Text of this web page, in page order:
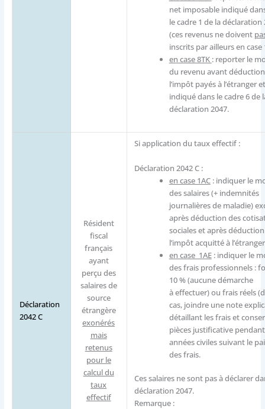
net imposable indiqué
le cadre 1 de la déclaration
(ces revenus ne doivent
inscrits par ailleurs en case
en case 8TK : reporter le
du revenu avant
l’impôt payés à l’étranger et
indiqué dans le cadre 6 de
déclaration 2047.
Déclaration
2042 C
Résident
fiscal
français
ayant
perçu des
salaires de
source
étrangère
exonérés
mais
retenus
pour le
calcul du
taux
effectif
Si application du taux effectif :
Déclaration 2042 C :
en case 1AC: indiquer le
des salaires (+ indemnités
journalières de maladie)
après déduction des
sociales et après
l’impôt acquitté à l’étranger
en case 1AE: indiquer le
des frais professionnels :
10 % (aucune démarche
à effectuer) ou frais réels
cas, joindre une note
détaillant les frais et
pièces justificative
années civiles suivant le
des frais.
Ces salaires ne sont pas à déclarer
déclaration 2047.
Remarque :